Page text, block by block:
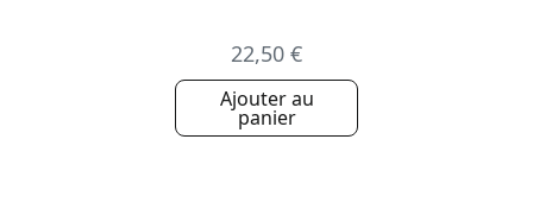
22,50 €
Ajouter au
panier